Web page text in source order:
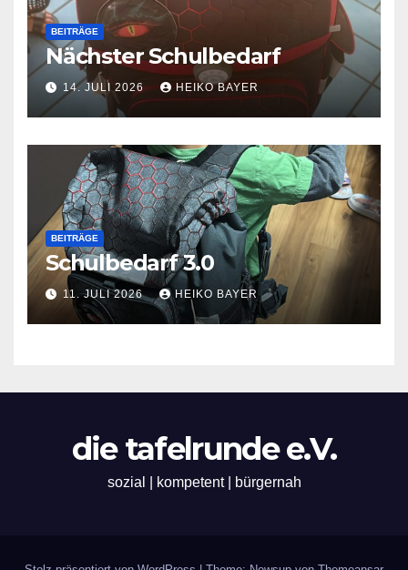
BEITRÄGE
Nächster Schulbedarf
14. JULI 2026 HEIKO BAYER
BEITRÄGE
Schulbedarf 3.0
11. JULI 2026 HEIKO BAYER
die tafelrunde e.V.
sozial | kompetent | bürgernah